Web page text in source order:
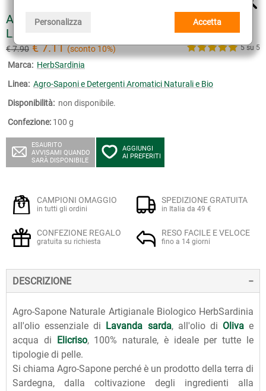
Personalizza Accetta
AGRO-SAPONE NATURALE ARTIGIANALE
LAVANDA SARDA BIOLOGICO - REF. N° 3 L
€ 7.90 € 7.11(sconto 10%) 5 su 5
Marca: HerbSardinia
Linea: Agro-Saponi e Detergenti Aromatici Naturali e Bio
Disponibilità: non disponibile.
Confezione: 100 g
ESAURITO
AVVISAMI QUANDO
SARÀ DISPONIBILE
AGGIUNGI
AI PREFERITI
CAMPIONI OMAGGIO
in tutti gli ordini
SPEDIZIONE GRATUITA
in Italia da 49 €
CONFEZIONE REGALO
gratuita su richiesta
RESO FACILE E VELOCE
fino a 14 giorni
DESCRIZIONE
Agro-Sapone Naturale Artigianale Biologico HerbSardinia
all'olio essenziale di
Lavanda sarda, all'olio di Olivae
acqua di
Elicriso, 100% naturale, è ideale per tutte le
tipologie di pelle.
Si chiama Agro-Sapone perché è un prodotto della terra di
Sardegna, dalla coltivazione degli ingredienti alla